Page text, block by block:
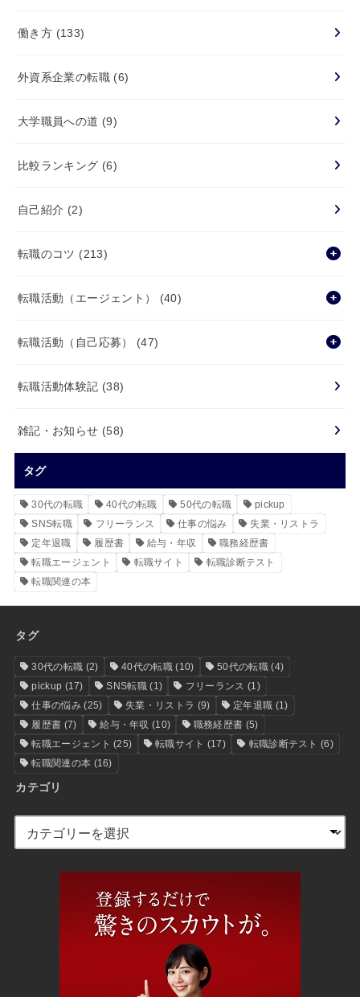
働き方 (133)
外資系企業の転職 (6)
大学職員への道 (9)
比較ランキング (6)
自己紹介 (2)
転職のコツ (213)
転職活動（エージェント） (40)
転職活動（自己応募） (47)
転職活動体験記 (38)
雑記・お知らせ (58)
タグ
30代の転職 40代の転職 50代の転職
pickup
SNS転職
フリーランス 仕事の悩み
失業・リストラ
定年退職
履歴書 給与・年収
職務経歴書
転職エージェント
転職サイト
転職診断テスト
転職関連の本
タグ
30代の転職 (2) 40代の転職 (10) 50代の転職 (4)
pickup (17) SNS転職 (1) フリーランス (1)
仕事の悩み(25) 失業・リストラ (9) 定年退職 (1)
履歴書 (7) 給与・年収 (10) 職務経歴書 (5)
転職エージェント (25) 転職サイト (17) 転職診断テスト (6)
転職関連の本 (16)
カテゴリ